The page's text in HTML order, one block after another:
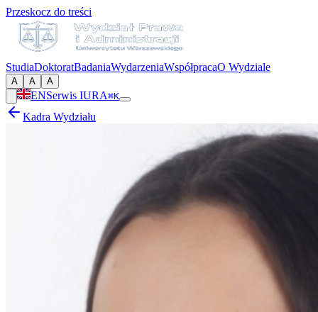
Przeskocz do treści
StudiaDoktoratBadaniaWydarzeniaWspółpracaO Wydziale
A A A
ENSerwis IURA⌘K
Kadra Wydziału